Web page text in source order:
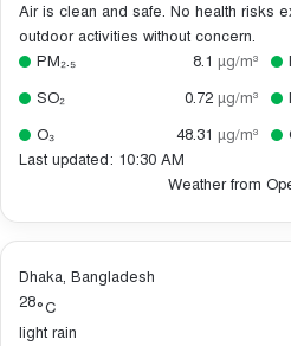
Air is clean and safe. No health risks
outdoor activities without concern.
PM₂.₅
8.1 µg/m³
SO₂
0.72 µg/m³
O₃
48.31 µg/m³
Last updated: 10:30 AM
Weather from
Dhaka, Bangladesh
28°C
light rain